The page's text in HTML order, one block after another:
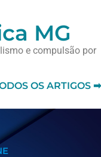
MG
e compulsão por
OS ARTIGOS ➡